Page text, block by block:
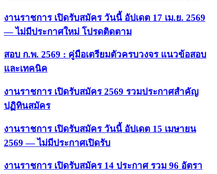
งานราชการ เปิดรับสมัคร วันนี้ อัปเดต 17 เม.ย. 2569
— ไม่มีประกาศใหม่ โปรดติดตาม
สอบ ก.พ. 2569 : คู่มือเตรียมตัวครบวงจร แนวข้อสอบ
และเทคนิค
งานราชการ เปิดรับสมัคร 2569 รวมประกาศสำคัญ
ปฏิทินสมัคร
งานราชการ เปิดรับสมัคร วันนี้ อัปเดต 15 เมษายน
2569 — ไม่มีประกาศเปิดรับ
งานราชการ เปิดรับสมัคร 14 ประกาศ รวม 96 อัตรา